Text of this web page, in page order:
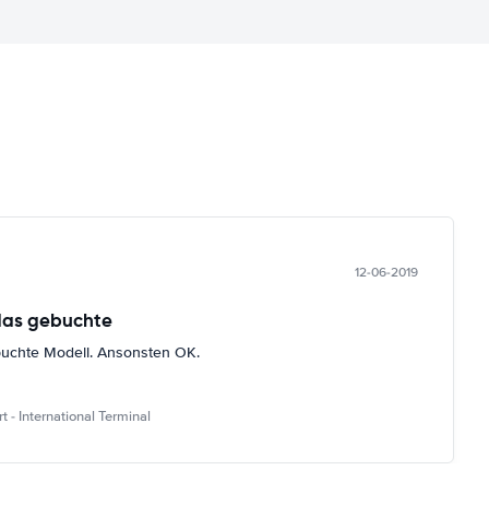
12-06-2019
gebuchte
Modell. Ansonsten OK.
- International Terminal